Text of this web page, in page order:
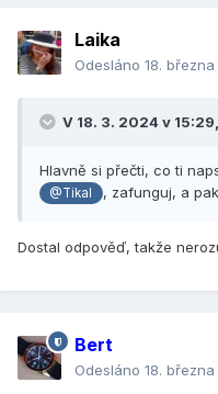
Laika
Odesláno 18.
V 18. 3. 2024 v 15:29,
Hlavně si přečti, co ti
@Tikal , zafunguj, a
Dostal odpověď, takže
Bert
Odesláno 18.